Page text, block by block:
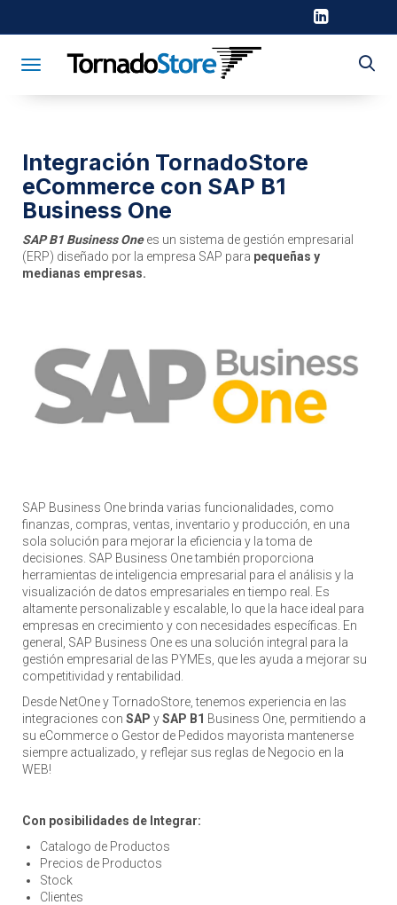
Toggle navigation
Integración TornadoStore
eCommerce con SAP B1
Business One
SAP B1 Business Onees un sistema de gestión empresarial
(ERP) diseñado por la empresa SAP para pequeñas y
medianas empresas.
SAP Business One brinda varias funcionalidades, como
finanzas, compras, ventas, inventario y producción, en una
sola solución para mejorar la eficiencia y la toma de
decisiones. SAP Business One también proporciona
herramientas de inteligencia empresarial para el análisis y la
visualización de datos empresariales en tiempo real. Es
altamente personalizable y escalable, lo que la hace ideal para
empresas en crecimiento y con necesidades específicas. En
general, SAP Business One es una solución integral para la
gestión empresarial de las PYMEs, que les ayuda a mejorar su
competitividad y rentabilidad.
Desde NetOne y TornadoStore, tenemos experiencia en las
integraciones con SAP ySAP B1 Business One, permitiendo a
su eCommerce o Gestor de Pedidos mayorista mantenerse
siempre actualizado, y reflejar sus reglas de Negocio en la
WEB!
Con posibilidades de Integrar:
Catalogo de Productos
Precios de Productos
Stock
Clientes